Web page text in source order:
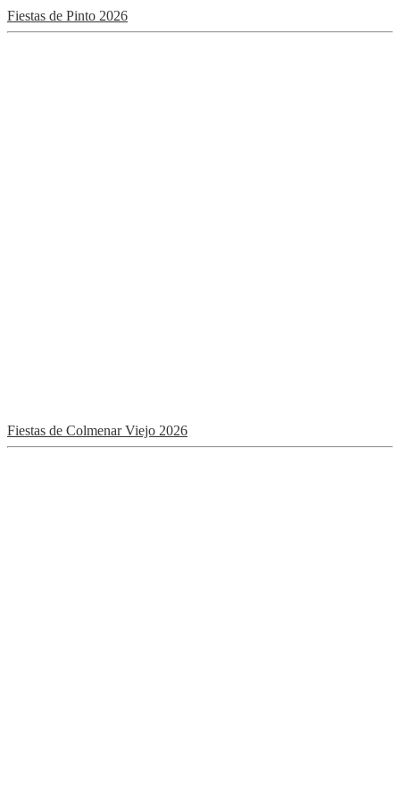
Fiestas de Pinto 2026
Fiestas de Colmenar Viejo 2026